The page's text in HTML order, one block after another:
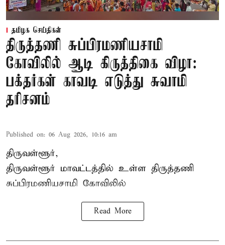
தமிழக செய்திகள்
திருத்தணி சுப்பிரமணியசாமி
கோவிலில் ஆடி கிருத்திகை விழா:
பக்தர்கள் காவடி எடுத்து சுவாமி
தரிசனம்
Published on: 06 Aug 2026, 10:16 am
திருவள்ளூர்,
திருவள்ளூர் மாவட்டத்தில் உள்ள திருத்தணி
சுப்பிரமணியசாமி கோவிலில்
Read More